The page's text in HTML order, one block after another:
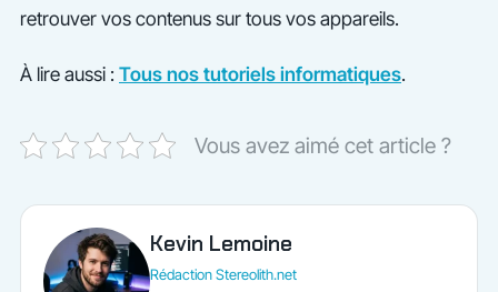
retrouver vos contenus sur tous vos appareils.
À lire aussi : Tous nos tutoriels informatiques.
Vous avez aimé cet article ?
Kevin Lemoine
Rédaction Stereolith.net